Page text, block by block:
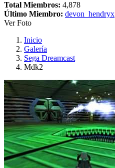
Total Miembros: 4,878
Último Miembro: devon_hendryx
Ver Foto
Inicio
Galería
Sega Dreamcast
Mdk2